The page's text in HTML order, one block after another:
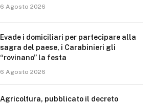
6 Agosto 2026
Evade i domiciliari per partecipare alla
sagra del paese, i Carabinieri gli
“rovinano” la festa
6 Agosto 2026
Agricoltura, pubblicato il decreto